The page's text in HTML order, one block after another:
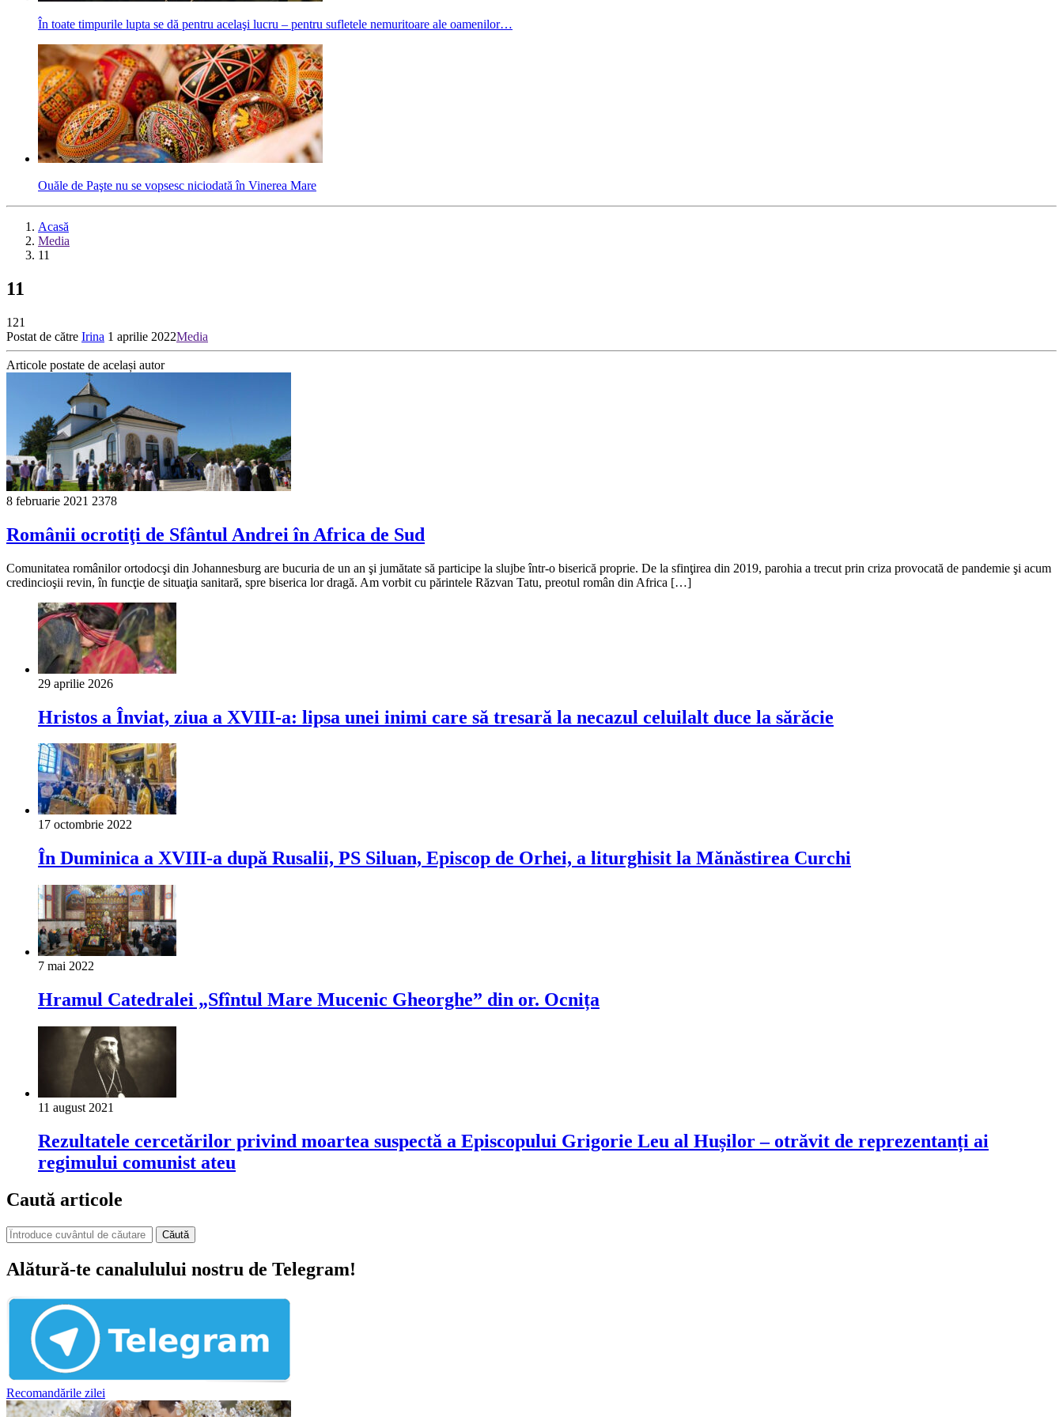
În toate timpurile lupta se dă pentru acelaşi lucru – pentru sufletele nemuritoare ale oamenilor…
Ouăle de Paşte nu se vopsesc niciodată în Vinerea Mare
Acasă
Media
11
11
121
Postat de către Irina 1 aprilie 2022Media
Articole postate de același autor
8 februarie 2021 2378
Românii ocrotiţi de Sfântul Andrei în Africa de Sud
Comunitatea românilor ortodocşi din Johannesburg are bucuria de un an şi jumătate să participe la slujbe într-o biserică proprie. De la sfinţirea din 2019, parohia a trecut prin criza provocată de pandemie şi acum
credincioşii revin, în funcţie de situaţia sanitară, spre biserica lor dragă. Am vorbit cu părintele Răzvan Tatu, preotul român din Africa […]
29 aprilie 2026
Hristos a Înviat, ziua a XVIII-a: lipsa unei inimi care să tresară la necazul celuilalt duce la sărăcie
17 octombrie 2022
În Duminica a XVIII-a după Rusalii, PS Siluan, Episcop de Orhei, a liturghisit la Mănăstirea Curchi
7 mai 2022
Hramul Catedralei „Sfîntul Mare Mucenic Gheorghe” din or. Ocnița
11 august 2021
Rezultatele cercetărilor privind moartea suspectă a Episcopului Grigorie Leu al Hușilor – otrăvit de reprezentanți ai
regimului comunist ateu
Caută articole
Căută
Alătură-te canalulului nostru de Telegram!
Recomandările zilei